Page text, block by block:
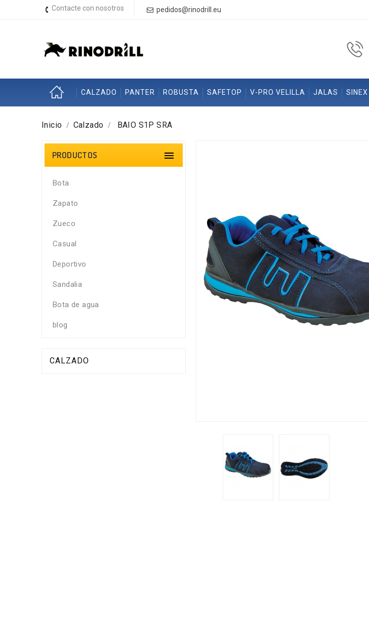
Contacte con nosotros pedidos@rinodrill.eu
CALZADO PANTER ROBUSTA SAFETOP V-PRO VELILLA JALAS SINEX
Inicio Calzado BAIO S1P SRA
PRODUCTOS 
Bota
Zapato
Zueco
Casual
Deportivo
Sandalia
Bota de agua
blog
CALZADO